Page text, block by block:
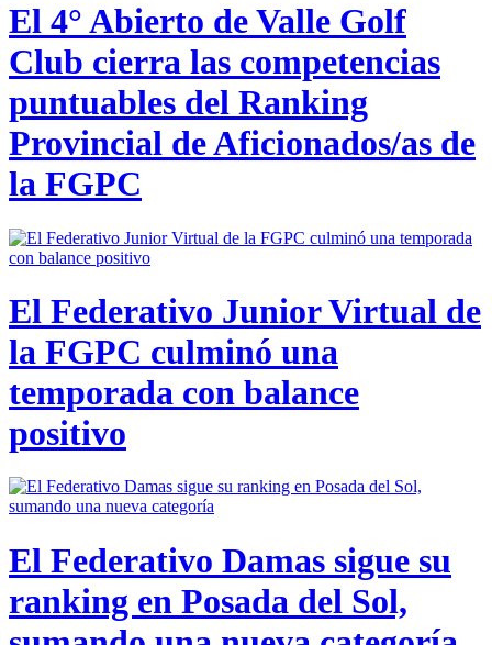
El 4° Abierto de Valle Golf
Club cierra las competencias
puntuables del Ranking
Provincial de Aficionados/as de
la FGPC
El Federativo Junior Virtual de
la FGPC culminó una
temporada con balance
positivo
El Federativo Damas sigue su
ranking en Posada del Sol,